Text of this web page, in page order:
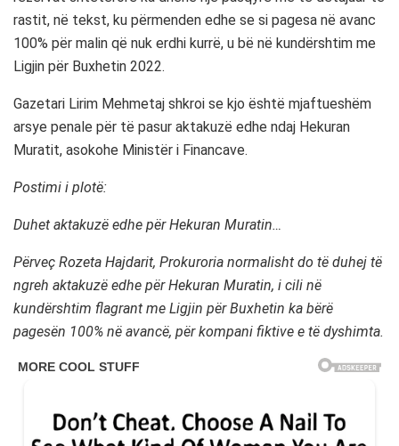
rastit, në tekst, ku përmenden edhe se si pagesa në avanc
100% për malin që nuk erdhi kurrë, u bë në kundërshtim me
Ligjin për Buxhetin 2022.
Gazetari Lirim Mehmetaj shkroi se kjo është mjaftueshëm
arsye penale për të pasur aktakuzë edhe ndaj Hekuran
Muratit, asokohe Ministër i Financave.
Postimi i plotë:
Duhet aktakuzë edhe për Hekuran Muratin…
Përveç Rozeta Hajdarit, Prokuroria normalisht do të duhej të
ngreh aktakuzë edhe për Hekuran Muratin, i cili në
kundërshtim flagrant me Ligjin për Buxhetin ka bërë
pagesën 100% në avancë, për kompani fiktive e të dyshimta.